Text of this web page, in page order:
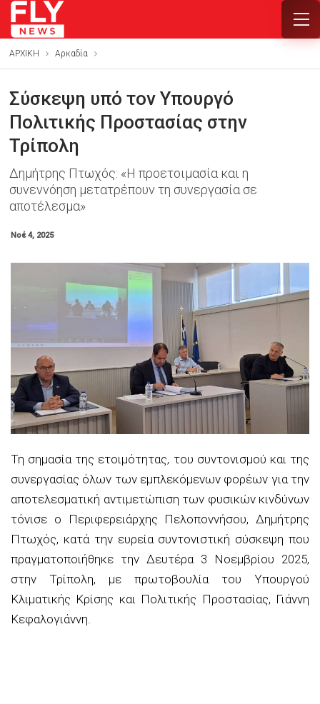
ΑΡΧΙΚΗ Αρκαδία
Σύσκεψη υπό τον Υπουργό
Πολιτικής Προστασίας στην
Τρίπολη
Δημήτρης Πτωχός: «Η προετοιμασία και η
συνεννόηση μετατρέπουν τη συνεργασία σε
αποτέλεσμα»
Νοέ 4, 2025
Τη σημασία της ετοιμότητας, του συντονισμού και της
συνεργασίας όλων των εμπλεκόμενων φορέων για την
αποτελεσματική αντιμετώπιση των φυσικών κινδύνων
τόνισε ο Περιφερειάρχης Πελοποννήσου, Δημήτρης
Πτωχός, κατά την ευρεία συντονιστική σύσκεψη που
πραγματοποιήθηκε την Δευτέρα 3 Νοεμβρίου 2025,
στην Τρίπολη, με πρωτοβουλία του Υπουργού
Κλιματικής Κρίσης και Πολιτικής Προστασίας, Γιάννη
Κεφαλογιάννη.